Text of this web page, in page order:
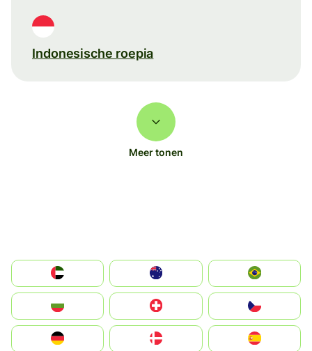
Indonesische roepia
Meer tonen
الإمارات العربية المتحدة
Switzerland
Deutschland